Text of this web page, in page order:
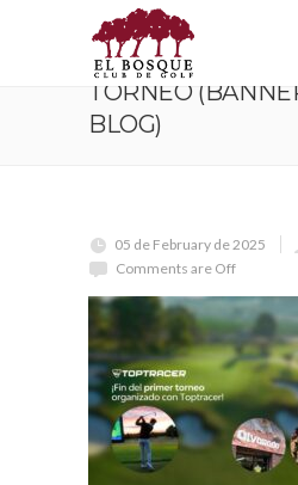
Home Torneo (Banner para
TORNEO
BLOG)
05 de February de 2025
Comments are Off